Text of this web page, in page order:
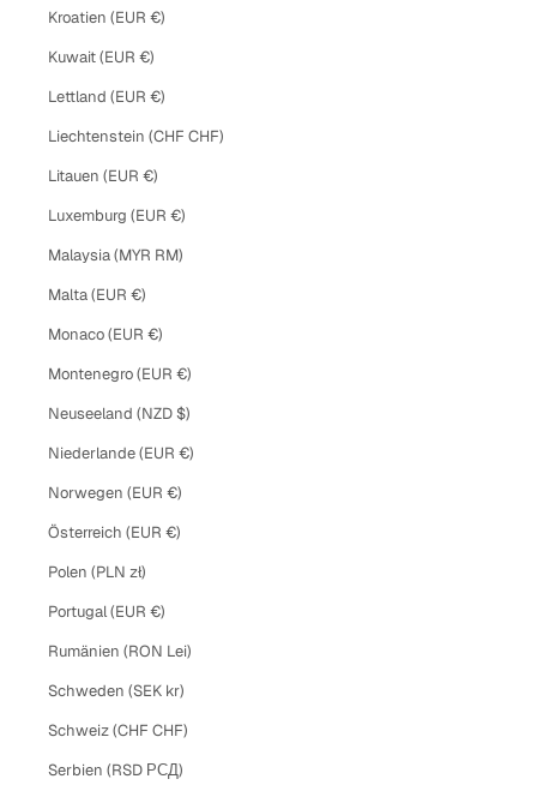
Kroatien (EUR €)
Kuwait (EUR €)
Lettland (EUR €)
Liechtenstein (CHF CHF)
Litauen (EUR €)
Luxemburg (EUR €)
Malaysia (MYR RM)
Malta (EUR €)
Monaco (EUR €)
Montenegro (EUR €)
Neuseeland (NZD $)
Niederlande (EUR €)
Norwegen (EUR €)
Österreich (EUR €)
Polen (PLN zł)
Portugal (EUR €)
Rumänien (RON Lei)
Schweden (SEK kr)
Schweiz (CHF CHF)
Serbien (RSD РСД)